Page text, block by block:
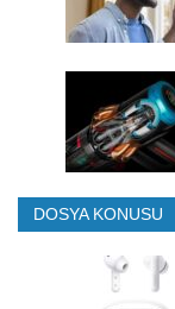
DOSYA KONUSU